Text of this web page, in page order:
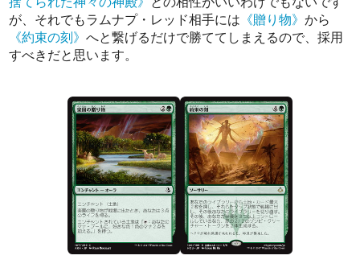
が、それでもラムナプ・レッド相手には 《贈り物》から
《約束の刻》へと繋げるだけで勝ててしまえるので、採用
すべきだと思います。